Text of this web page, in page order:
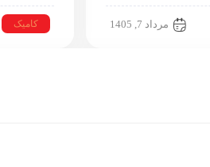
مرداد 7, 1405 کامیک